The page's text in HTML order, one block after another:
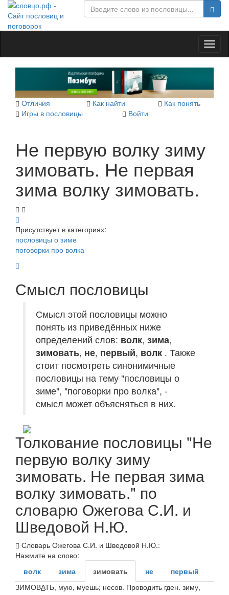
Отличия Как найти
Как понять
Игры в пословицы
Войти
Не первую волку зиму
зимовать. Не первая
зима волку зимовать.
Присутствует в категориях:
пословицы о зиме
поговорки про волка
Смысл пословицы
Смысл этой пословицы можно
понять из приведённых ниже
определений слов: волк, зима,
зимовать, не, первый, волк . Также
стоит посмотреть синонимичные
пословицы на тему "пословицы о
зиме", "поговорки про волка", -
смысл может объясняться в них.
Толкование пословицы "Не
первую волку зиму
зимовать. Не первая зима
волку зимовать." по
словарю Ожегова С.И. и
Шведовой Н.Ю.
Словарь Ожегова С.И. и Шведовой Н.Ю.:
Нажмите на слово:
волк
зима зимовать не
первый
ЗИМОВАТЬ, мую, муешь; несов. Проводить гден. зиму,